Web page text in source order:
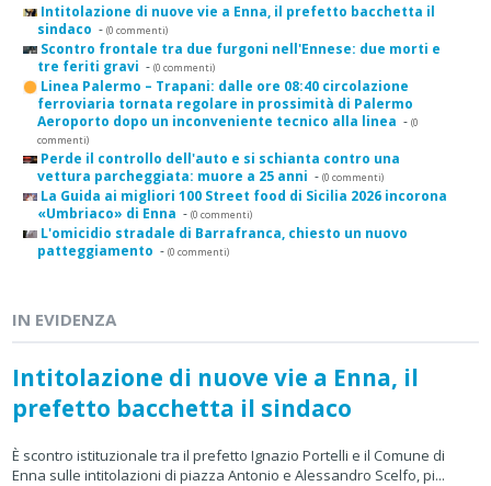
Intitolazione di nuove vie a Enna, il prefetto bacchetta il
sindaco - (0 commenti)
Scontro frontale tra due furgoni nell'Ennese: due morti e
tre feriti gravi - (0 commenti)
Linea Palermo – Trapani: dalle ore 08:40 circolazione
ferroviaria tornata regolare in prossimità di Palermo
Aeroporto dopo un inconveniente tecnico alla linea - (0
commenti)
Perde il controllo dell'auto e si schianta contro una
vettura parcheggiata: muore a 25 anni - (0 commenti)
La Guida ai migliori 100 Street food di Sicilia 2026 incorona
«Umbriaco» di Enna - (0 commenti)
L'omicidio stradale di Barrafranca, chiesto un nuovo
patteggiamento - (0 commenti)
IN EVIDENZA
Intitolazione di nuove vie a Enna, il
prefetto bacchetta il sindaco
È scontro istituzionale tra il prefetto Ignazio Portelli e il Comune di
Enna sulle intitolazioni di piazza Antonio e Alessandro Scelfo, pi...